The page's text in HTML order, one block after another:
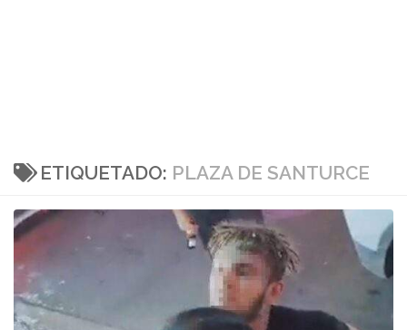
ETIQUETADO: PLAZA DE SANTURCE